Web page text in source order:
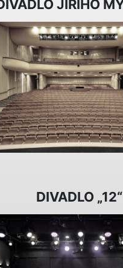
JIŘÍHO
DIVADLO „12“